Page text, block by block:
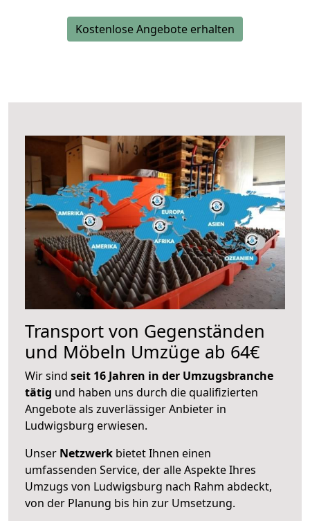
Kostenlose Angebote erhalten
Transport von Gegenständen
und Möbeln Umzüge ab 64€
Wir sind seit 16 Jahren in der Umzugsbranche
tätig und haben uns durch die qualifizierten
Angebote als zuverlässiger Anbieter in
Ludwigsburg erwiesen.
Unser Netzwerk bietet Ihnen einen
umfassenden Service, der alle Aspekte Ihres
Umzugs von Ludwigsburg nach Rahm abdeckt,
von der Planung bis hin zur Umsetzung.